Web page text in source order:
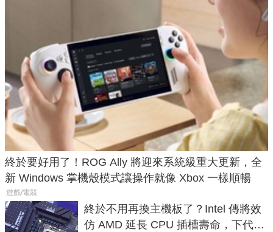
終於要好用了！ROG Ally 將迎來系統級重大更新，全
新 Windows 掌機殼模式讓操作就像 Xbox 一樣順暢
遊戲/電競
終於不用再換主機板了？Intel 傳將效
仿 AMD 延長 CPU 插槽壽命，下代